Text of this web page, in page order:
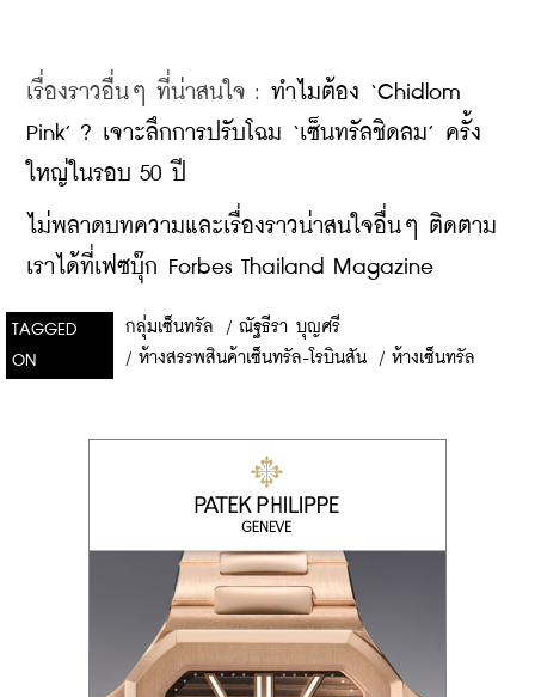
เรื่องราวอื่นๆ ที่น่าสนใจ : ทำไมต้อง ‘Chidlom
Pink’ ? เจาะลึกการปรับโฉม ‘เซ็นทรัลชิดลม’ ครั้ง
ใหญ่ในรอบ 50 ปี
ไม่พลาดบทความและเรื่องราวน่าสนใจอื่นๆ ติดตาม
เราได้ที่เฟซบุ๊ก Forbes Thailand Magazine
TAGGED
ON
กลุ่มเซ็นทรัล / ณัฐธีรา บุญศรี
/ ห้างสรรพสินค้าเซ็นทรัล-โรบินสัน / ห้างเซ็นทรัล